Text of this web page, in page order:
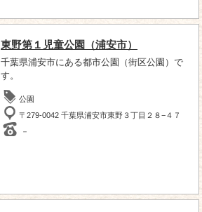
東野第１児童公園（浦安市）
千葉県浦安市にある都市公園（街区公園）で
す。
公園
〒279-0042 千葉県浦安市東野３丁目２８−４７
－